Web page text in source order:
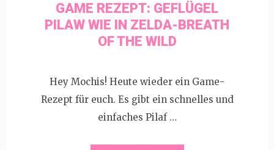
GAME REZEPT: GEFLÜGEL
PILAW WIE IN ZELDA-BREATH
OF THE WILD
Hey Mochis! Heute wieder ein Game-
Rezept für euch. Es gibt ein schnelles und
einfaches Pilaf …